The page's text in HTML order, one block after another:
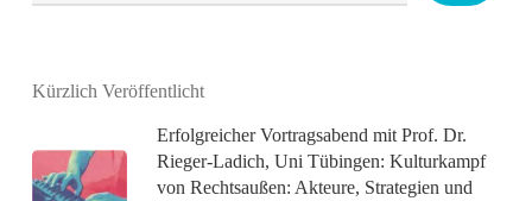
Kürzlich Veröffentlicht
Erfolgreicher Vortragsabend mit Prof. Dr.
Rieger-Ladich, Uni Tübingen: Kulturkampf
von Rechtsaußen: Akteure, Strategien und